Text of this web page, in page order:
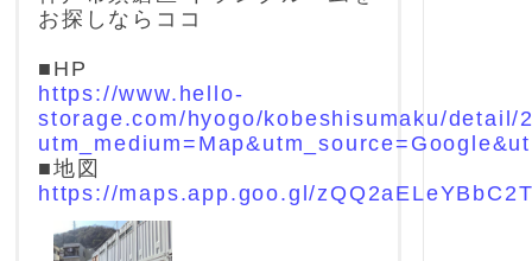
お探しならココ
■HP
https://www.hello-
storage.com/hyogo/kobeshisumaku/detail/
■地図
https://maps.app.goo.gl/